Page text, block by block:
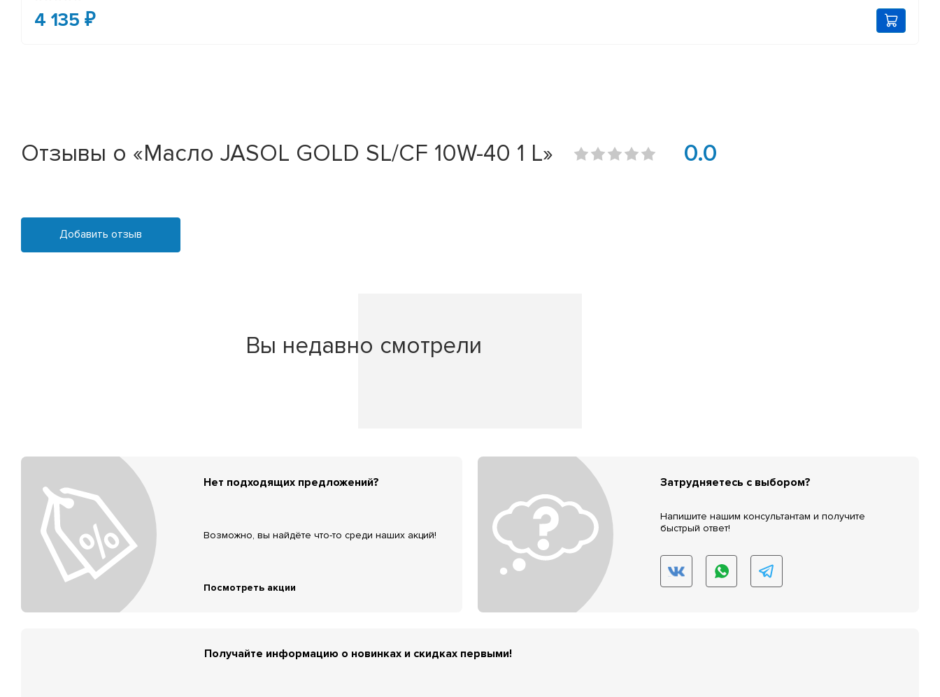
4 135 ₽
Отзывы о «Масло JASOL GOLD SL/CF 10W-40 1 L» 0.0
Добавить отзыв
Вы недавно смотрели
Нет подходящих предложений?
Возможно, вы найдёте что-то среди наших акций!
Посмотреть акции
Затрудняетесь с выбором?
Напишите нашим консультантам и получите
быстрый ответ!
Получайте информацию о новинках и скидках первыми!